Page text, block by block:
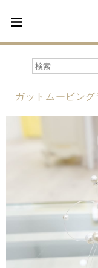
ガットムービン